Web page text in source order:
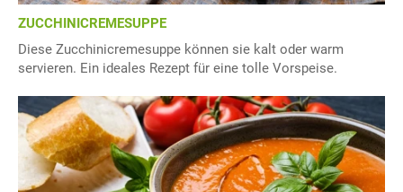
ZUCCHINICREMESUPPE
Diese Zucchinicremesuppe können sie kalt oder warm
servieren. Ein ideales Rezept für eine tolle Vorspeise.